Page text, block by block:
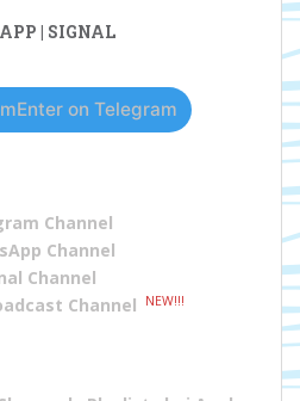
| SIGNAL
on Telegram
Channel
Channel
Channel
Channel
NEW!!!